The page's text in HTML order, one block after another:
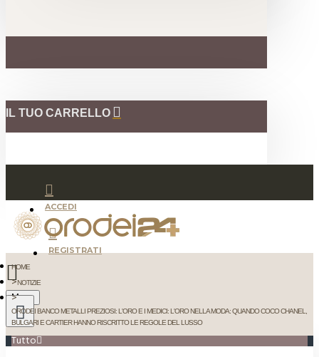
IL TUO CARRELLO
ACCEDI
REGISTRATI
Menu
Tutto
HOME
NOTIZIE
ORODEI BANCO METALLI PREZIOSI: L'ORO E I MEDICI: L'ORO NELLA MODA: QUANDO COCO CHANEL,
BULGARI E CARTIER HANNO RISCRITTO LE REGOLE DEL LUSSO